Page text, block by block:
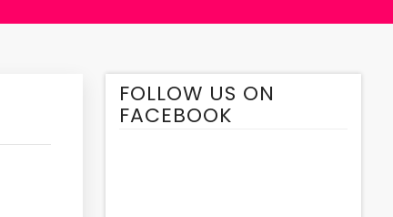
FOLLOW US ON
FACEBOOK